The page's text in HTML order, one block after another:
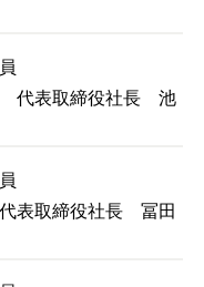
代表取締役社長 池
表取締役社長 冨田